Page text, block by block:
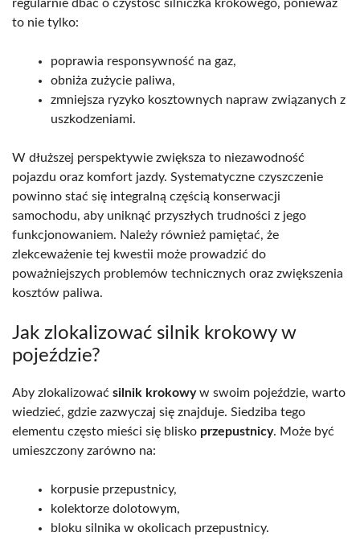
regularnie dbać o czystość silniczka krokowego, ponieważ
to nie tylko:
poprawia responsywność na gaz,
obniża zużycie paliwa,
zmniejsza ryzyko kosztownych napraw związanych z
uszkodzeniami.
W dłuższej perspektywie zwiększa to niezawodność
pojazdu oraz komfort jazdy. Systematyczne czyszczenie
powinno stać się integralną częścią konserwacji
samochodu, aby uniknąć przyszłych trudności z jego
funkcjonowaniem. Należy również pamiętać, że
zlekceważenie tej kwestii może prowadzić do
poważniejszych problemów technicznych oraz zwiększenia
kosztów paliwa.
Jak zlokalizować silnik krokowy w
pojeździe?
Aby zlokalizować silnik krokowyw swoim pojeździe, warto
wiedzieć, gdzie zazwyczaj się znajduje. Siedziba tego
elementu często mieści się blisko przepustnicy. Może być
umieszczony zarówno na:
korpusie przepustnicy,
kolektorze dolotowym,
bloku silnika w okolicach przepustnicy.